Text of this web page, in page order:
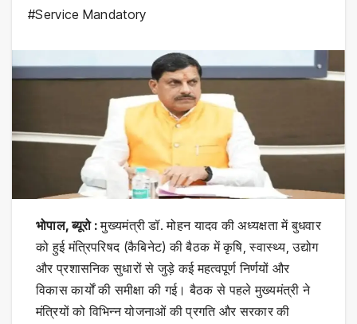
#Service Mandatory
भोपाल, ब्यूरो :मुख्यमंत्री डॉ. मोहन यादव की अध्यक्षता में बुधवार
को हुई मंत्रिपरिषद (कैबिनेट) की बैठक में कृषि, स्वास्थ्य, उद्योग
और प्रशासनिक सुधारों से जुड़े कई महत्वपूर्ण निर्णयों और
विकास कार्यों की समीक्षा की गई। बैठक से पहले मुख्यमंत्री ने
मंत्रियों को विभिन्न योजनाओं की प्रगति और सरकार की